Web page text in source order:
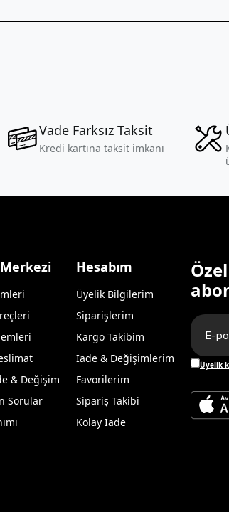
Vade Farksız Taksit
Kredi kartına taksit imkanı
& Değişim
Sorular
Hesabım
Üyelik Bilgilerim
Siparişlerim
Kargo Takibim
İade & Değişimlerim
Favorilerim
Sipariş Takibi
Kolay İade
Üyelik